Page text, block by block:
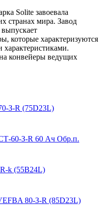
Solite завоевала
странах мира. Завод
которые характеризуются
конвейеры ведущих
З-R (75D23L)
60-З-R 60 Ач Обр.п.
k (55B24L)
80-З-R (85D23L)